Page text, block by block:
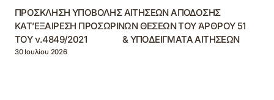
ΠΡΟΣΚΛΗΣΗ ΥΠΟΒΟΛΗΣ ΑΙΤΗΣΕΩΝ ΑΠΟΔΟΣΗΣ
ΚΑΤ’ΕΞΑΙΡΕΣΗ ΠΡΟΣΩΡΙΝΩΝ ΘΕΣΕΩΝ ΤΟΥ ΆΡΘΡΟΥ 51
ΤΟΥ ν.4849/2021 & ΥΠΟΔΕΙΓΜΑΤΑ ΑΙΤΗΣΕΩΝ
30 Ιουλίου 2026